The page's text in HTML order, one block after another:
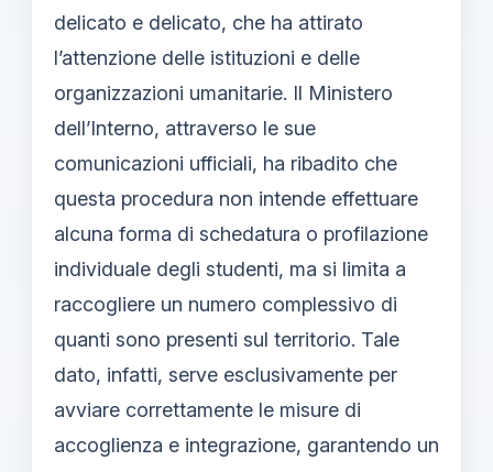
delicato e delicato, che ha attirato
l’attenzione delle istituzioni e delle
organizzazioni umanitarie. Il Ministero
dell’Interno, attraverso le sue
comunicazioni ufficiali, ha ribadito che
questa procedura non intende effettuare
alcuna forma di schedatura o profilazione
individuale degli studenti, ma si limita a
raccogliere un numero complessivo di
quanti sono presenti sul territorio. Tale
dato, infatti, serve esclusivamente per
avviare correttamente le misure di
accoglienza e integrazione, garantendo un